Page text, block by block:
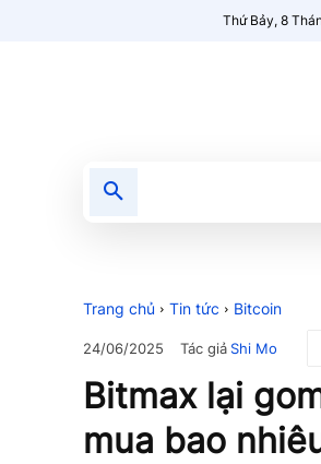
Thứ Bảy, 8
Trang chủ Tin tức Bitcoin
24/06/2025 Tác giảShi Mo
Bitmax lại
mua bao